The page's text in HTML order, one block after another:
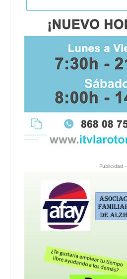
- Publicidad -